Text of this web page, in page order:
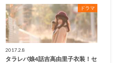
ドラマ
2017.2.8
タラレバ娘4話吉高由里子衣装！セ